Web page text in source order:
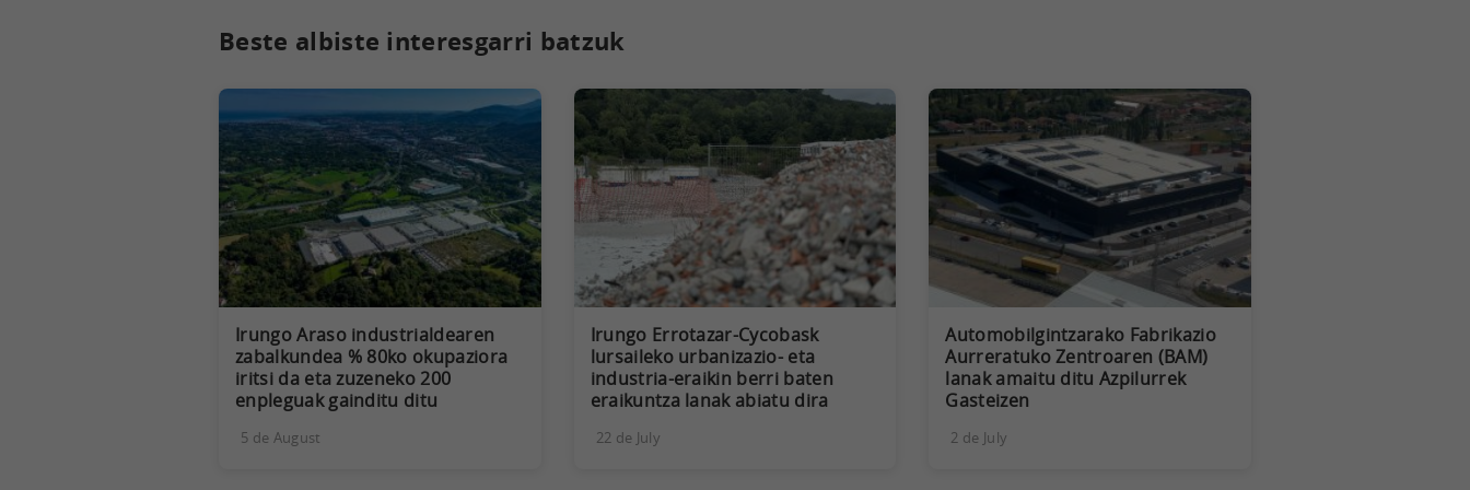
Beste albiste interesgarri batzuk
Irungo Araso industrialdearen
zabalkundea % 80ko okupaziora
iritsi da eta zuzeneko 200
enpleguak gainditu ditu
5 de August
Irungo Errotazar-Cycobask
lursaileko urbanizazio- eta
industria-eraikin berri baten
eraikuntza lanak abiatu dira
22 de July
Automobilgintzarako Fabrikazio
Aurreratuko Zentroaren (BAM)
lanak amaitu ditu Azpilurrek
Gasteizen
2 de July